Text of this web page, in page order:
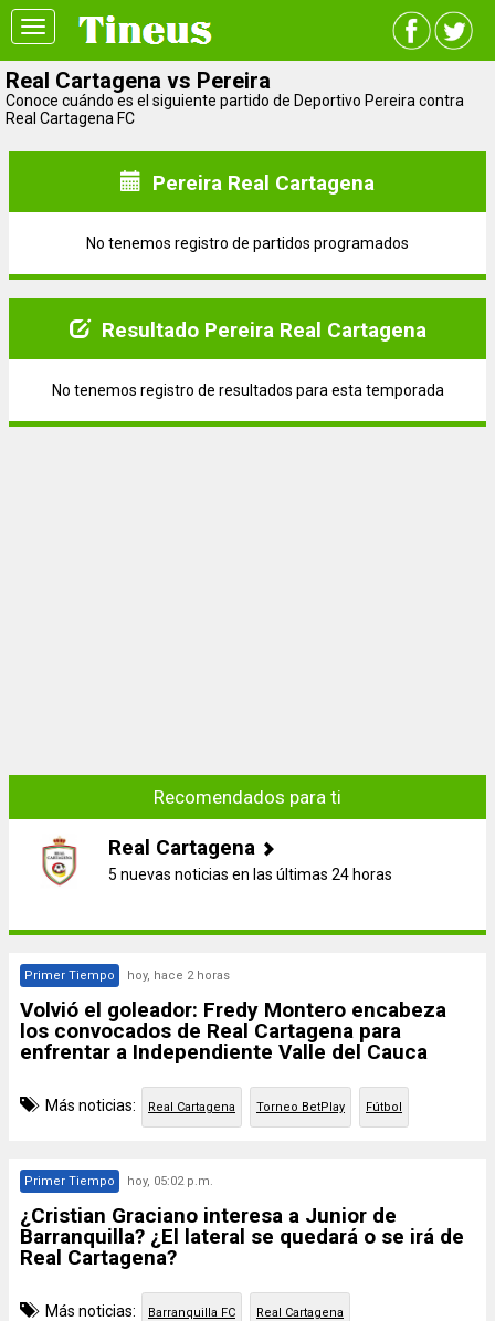
Toggle
navigation
Real Cartagena vs Pereira
Conoce cuándo es el siguiente partido de Deportivo Pereira contra
Real Cartagena FC
Pereira Real Cartagena
No tenemos registro de partidos programados
Resultado Pereira Real Cartagena
No tenemos registro de resultados para esta temporada
Recomendados para ti
Real Cartagena
5 nuevas noticias en las últimas 24 horas
Primer Tiempo hoy, hace 2 horas
Volvió el goleador: Fredy Montero encabeza
los convocados de Real Cartagena para
enfrentar a Independiente Valle del Cauca
Más noticias: Real Cartagena Torneo BetPlay Fútbol
Primer Tiempo hoy, 05:02 p.m.
¿Cristian Graciano interesa a Junior de
Barranquilla? ¿El lateral se quedará o se irá de
Real Cartagena?
Más noticias: Barranquilla FC Real Cartagena